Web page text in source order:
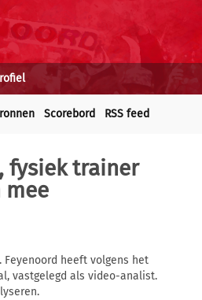
Scorebord RSS feed
fysiek trainer
heeft volgens het
vastgelegd als video-analist.